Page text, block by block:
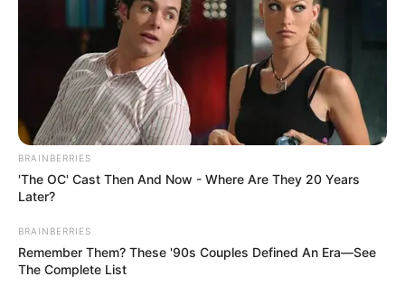
BRAINBERRIES
'The OC' Cast Then And Now - Where Are They 20 Years
Later?
BRAINBERRIES
Remember Them? These '90s Couples Defined An Era—See
The Complete List